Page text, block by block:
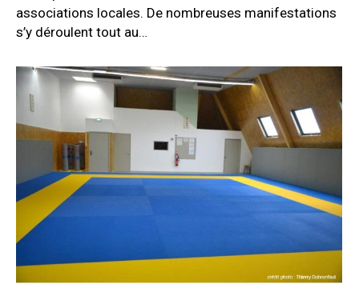
associations locales. De nombreuses manifestations
s’y déroulent tout au…